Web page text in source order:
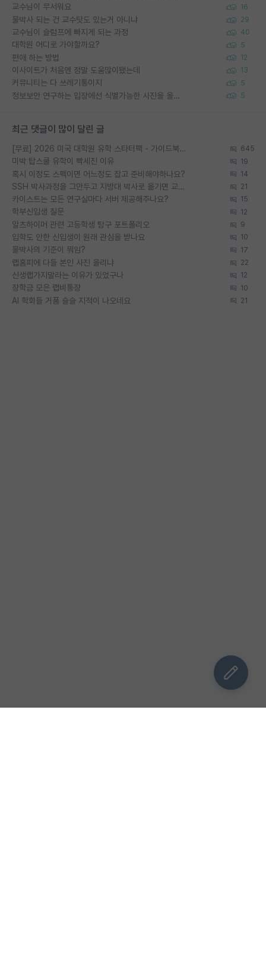
교수님이 무서워요 16
물박사 되는 건 교수탓도 있는거 아니냐 29
교수님이 슬럼프에 빠지게 되는 과정 40
대학원 어디로 가야할까요? 5
편애 하는 방법 12
이사이트가 처음엔 정말 도움많이됐는데 13
커뮤니티는 다 쓰레기통이지 5
정보보안 연구하는 입장에선 식별가능한 사진을 올리는건 비추이긴함 5
최근 댓글이 많이 달린 글
[무료] 2026 미국 대학원 유학 스타터팩 - 가이드북 & 합격자 컨택메일 템플릿 645
미박 탑스쿨 유학이 빡세진 이유 19
혹시 이정도 스펙이면 어느정도 잡고 준비해야하나요? 14
SSH 박사과정을 그만두고 지방대 박사로 옮기면 교수의 꿈은 끝일까요? 21
카이스트는 모든 연구실마다 서버 제공해주나요? 15
학부신입생 질문 12
알츠하이머 관련 고등학생 탐구 포트폴리오 9
입학도 안한 신입생이 원래 관심을 받나요 10
물박사의 기준이 뭐임? 17
랩홈피에 다들 본인 사진 올리냐 22
신생랩가지말라는 이유가 있었구나 12
장학금 모은 랩비통장 10
AI 학회들 거품 슬슬 지적이 나오네요 21